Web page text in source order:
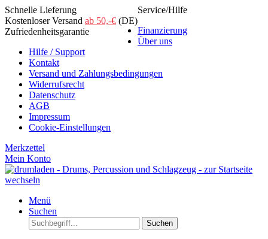
Schnelle Lieferung
Kostenloser Versand ab 50,-€ (DE)
Zufriedenheitsgarantie
Service/Hilfe
Finanzierung
Über uns
Hilfe / Support
Kontakt
Versand und Zahlungsbedingungen
Widerrufsrecht
Datenschutz
AGB
Impressum
Cookie-Einstellungen
Merkzettel
Mein Konto
Menü
Suchen
Suchen